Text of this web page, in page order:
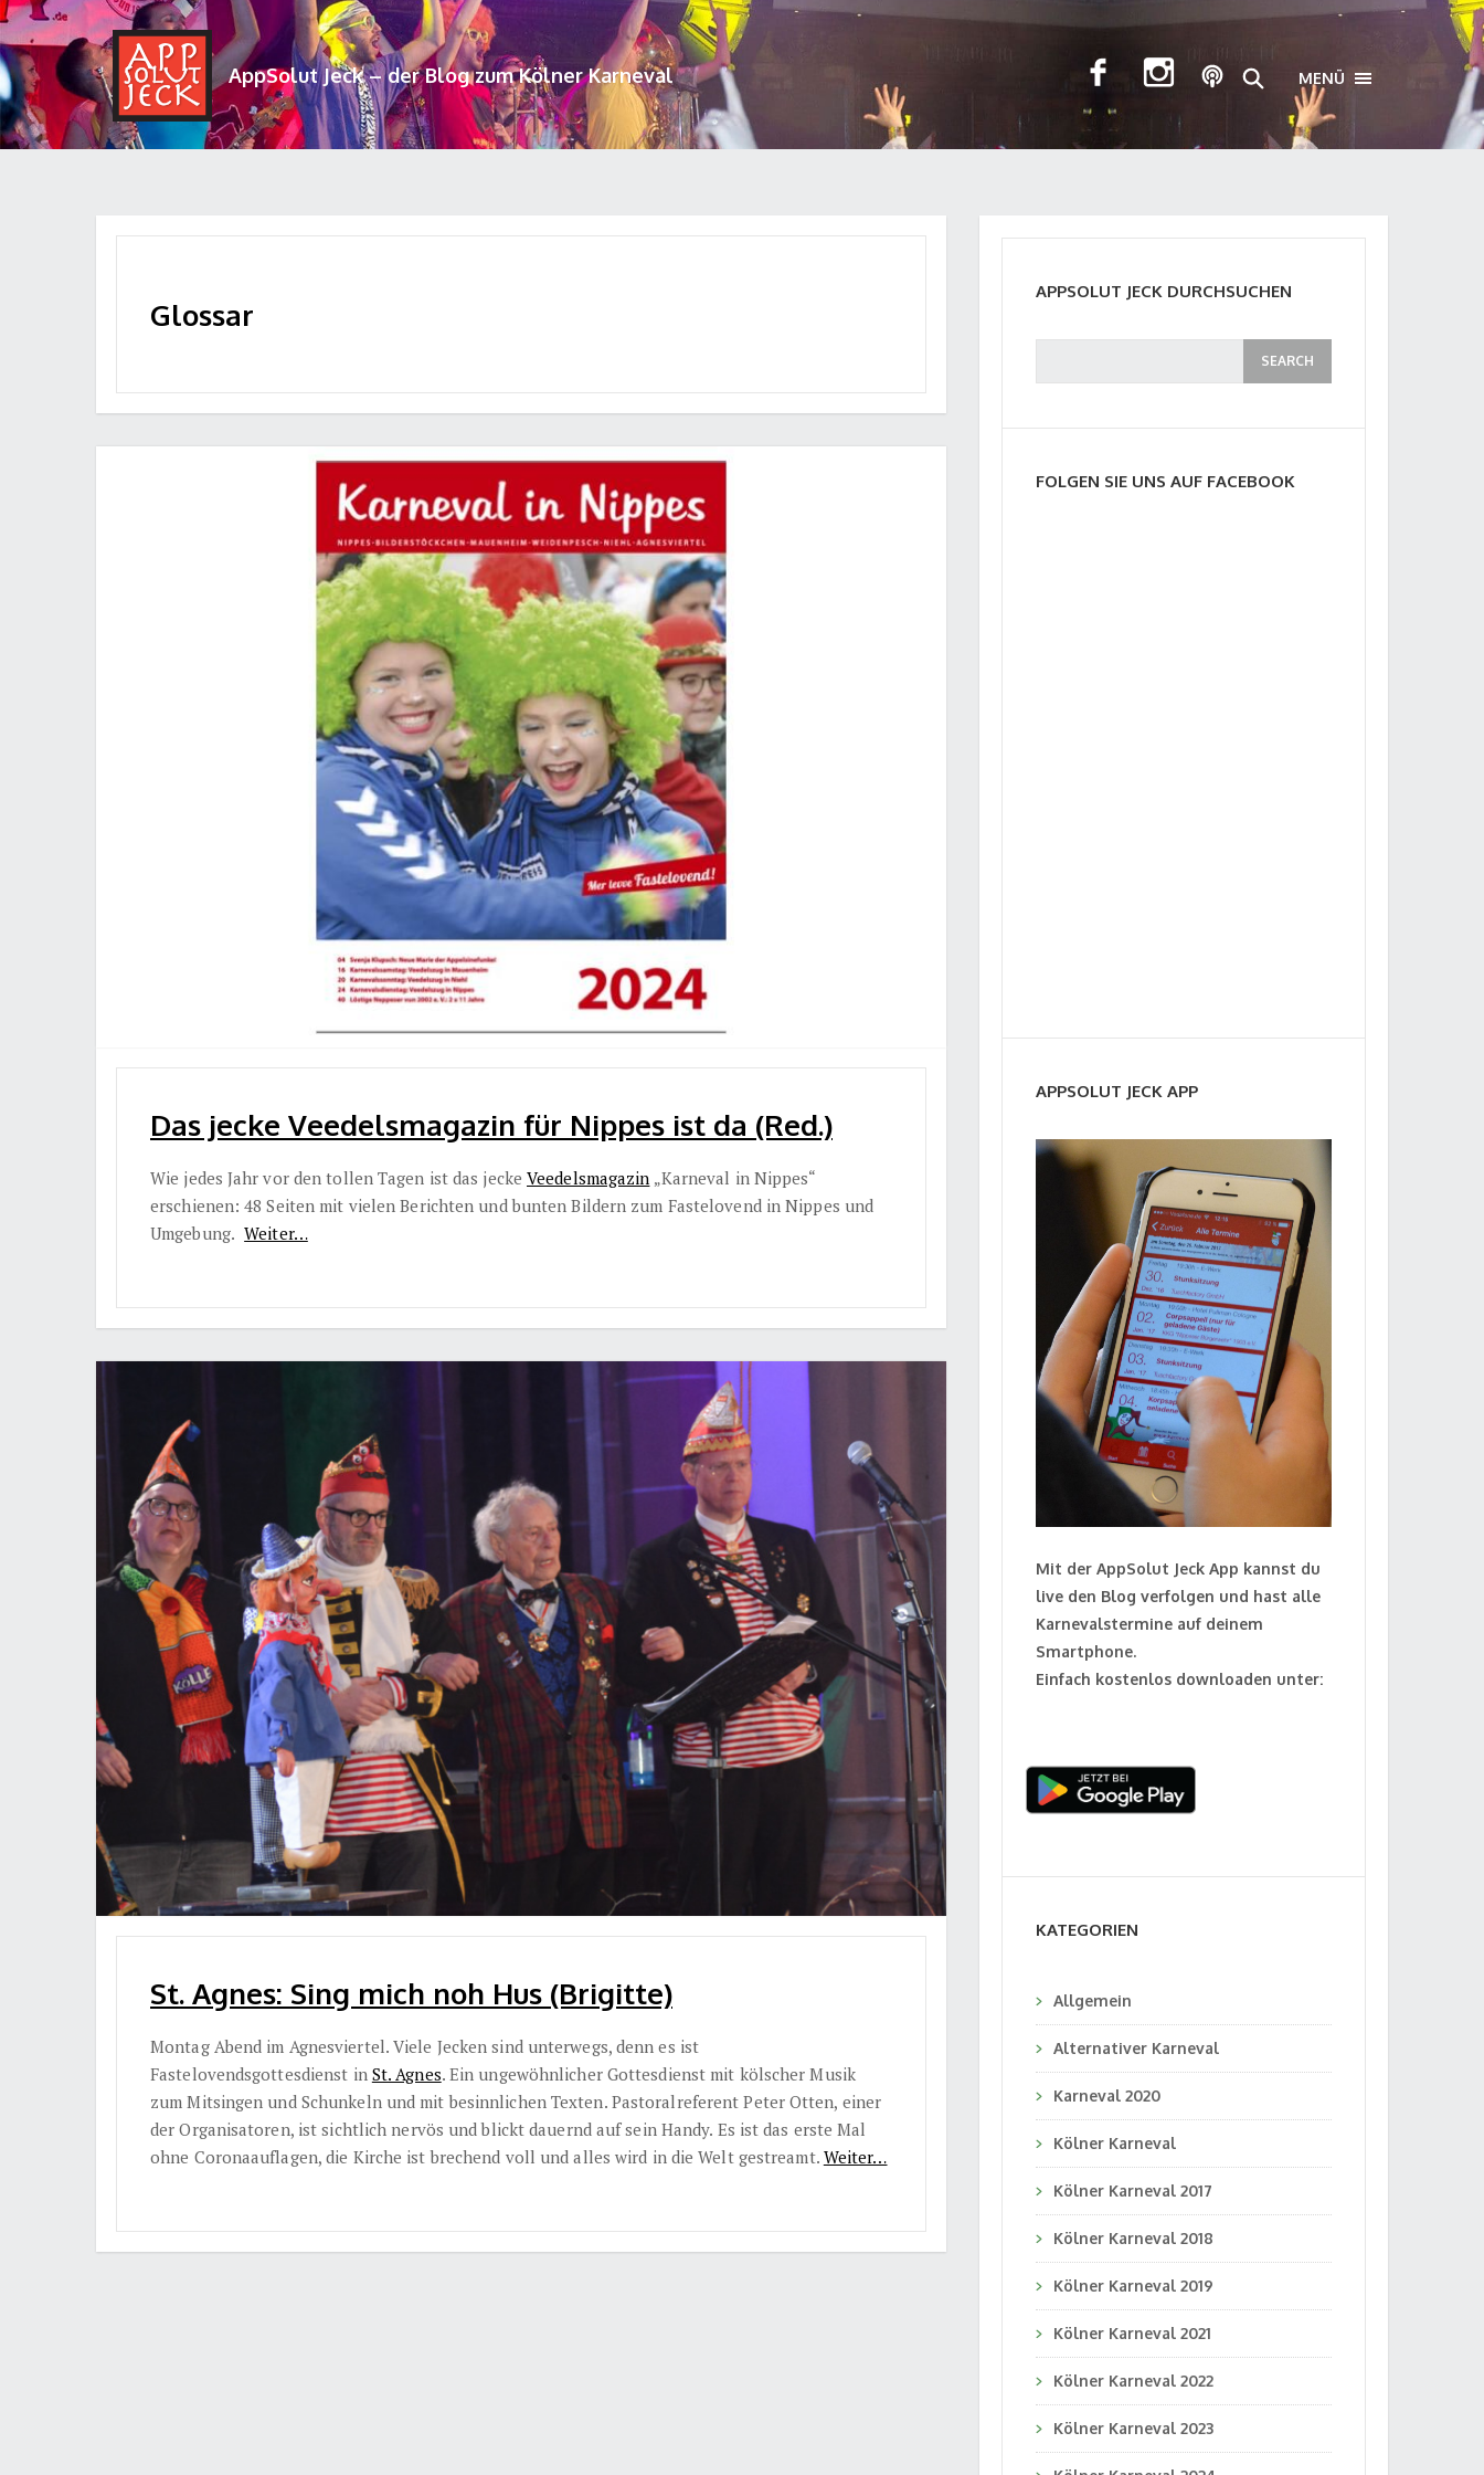
AppSolut Jeck – der Blog zum Kölner Karneval MENÜ TOGGLE
Glossar
Das jecke Veedelsmagazin für Nippes ist da (Red.)
Wie jedes Jahr vor den tollen Tagen ist das jecke Veedelsmagazin „Karneval in Nippes“
erschienen: 48 Seiten mit vielen Berichten und bunten Bildern zum Fastelovend in Nippes und
Umgebung. Weiter…
St. Agnes: Sing mich noh Hus (Brigitte)
Montag Abend im Agnesviertel. Viele Jecken sind unterwegs, denn es ist
Fastelovendsgottesdienst in St. Agnes. Ein ungewöhnlicher Gottesdienst mit kölscher Musik
zum Mitsingen und Schunkeln und mit besinnlichen Texten. Pastoralreferent Peter Otten, einer
der Organisatoren, ist sichtlich nervös und blickt dauernd auf sein Handy. Es ist das erste Mal
ohne Coronaauflagen, die Kirche ist brechend voll und alles wird in die Welt gestreamt. Weiter…
APPSOLUT JECK DURCHSUCHEN
FOLGEN SIE UNS AUF FACEBOOK
APPSOLUT JECK APP
Mit der AppSolut Jeck App kannst du
live den Blog verfolgen und hast alle
Karnevalstermine auf deinem
Smartphone.
Einfach kostenlos downloaden unter:
KATEGORIEN
Allgemein
Alternativer Karneval
Karneval 2020
Kölner Karneval
Kölner Karneval 2017
Kölner Karneval 2018
Kölner Karneval 2019
Kölner Karneval 2021
Kölner Karneval 2022
Kölner Karneval 2023